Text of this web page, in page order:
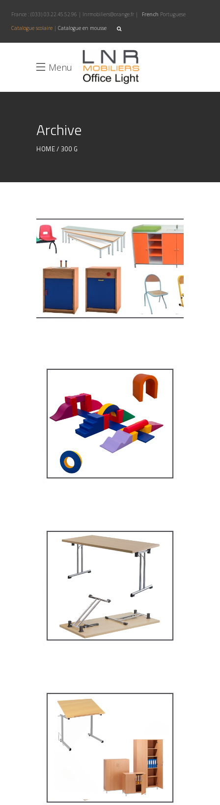
France : (033) 03.22.45.52.96 | lnrmobiliers@orange.fr | French Portuguese
Catalogue scolaire | Catalogue en mousse
Menu
Archive
HOME 300 G
Equipement crèche et
maternelle
MOBILIER SCOLAIRE
Équipement pédagogique
MOBILIER SCOLAIRE
Tables Multifonctions
MOBILIER SCOLAIRE
Mobilier secondaire /
supérieur
MOBILIER SCOLAIRE